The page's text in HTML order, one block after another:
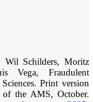
Schilders, Moritz
Vega, Fraudulent
Print version
of the AMS, October.